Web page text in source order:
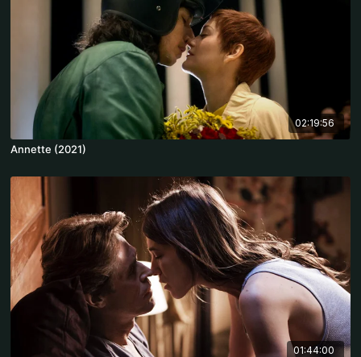
02:19:56
Annette (2021)
01:44:00